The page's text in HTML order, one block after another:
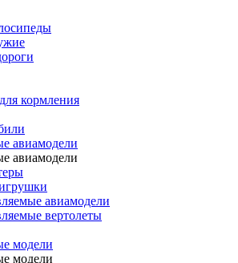
кормления
авиамодели
авиамодели
авиамодели
вертолеты
модели
модели